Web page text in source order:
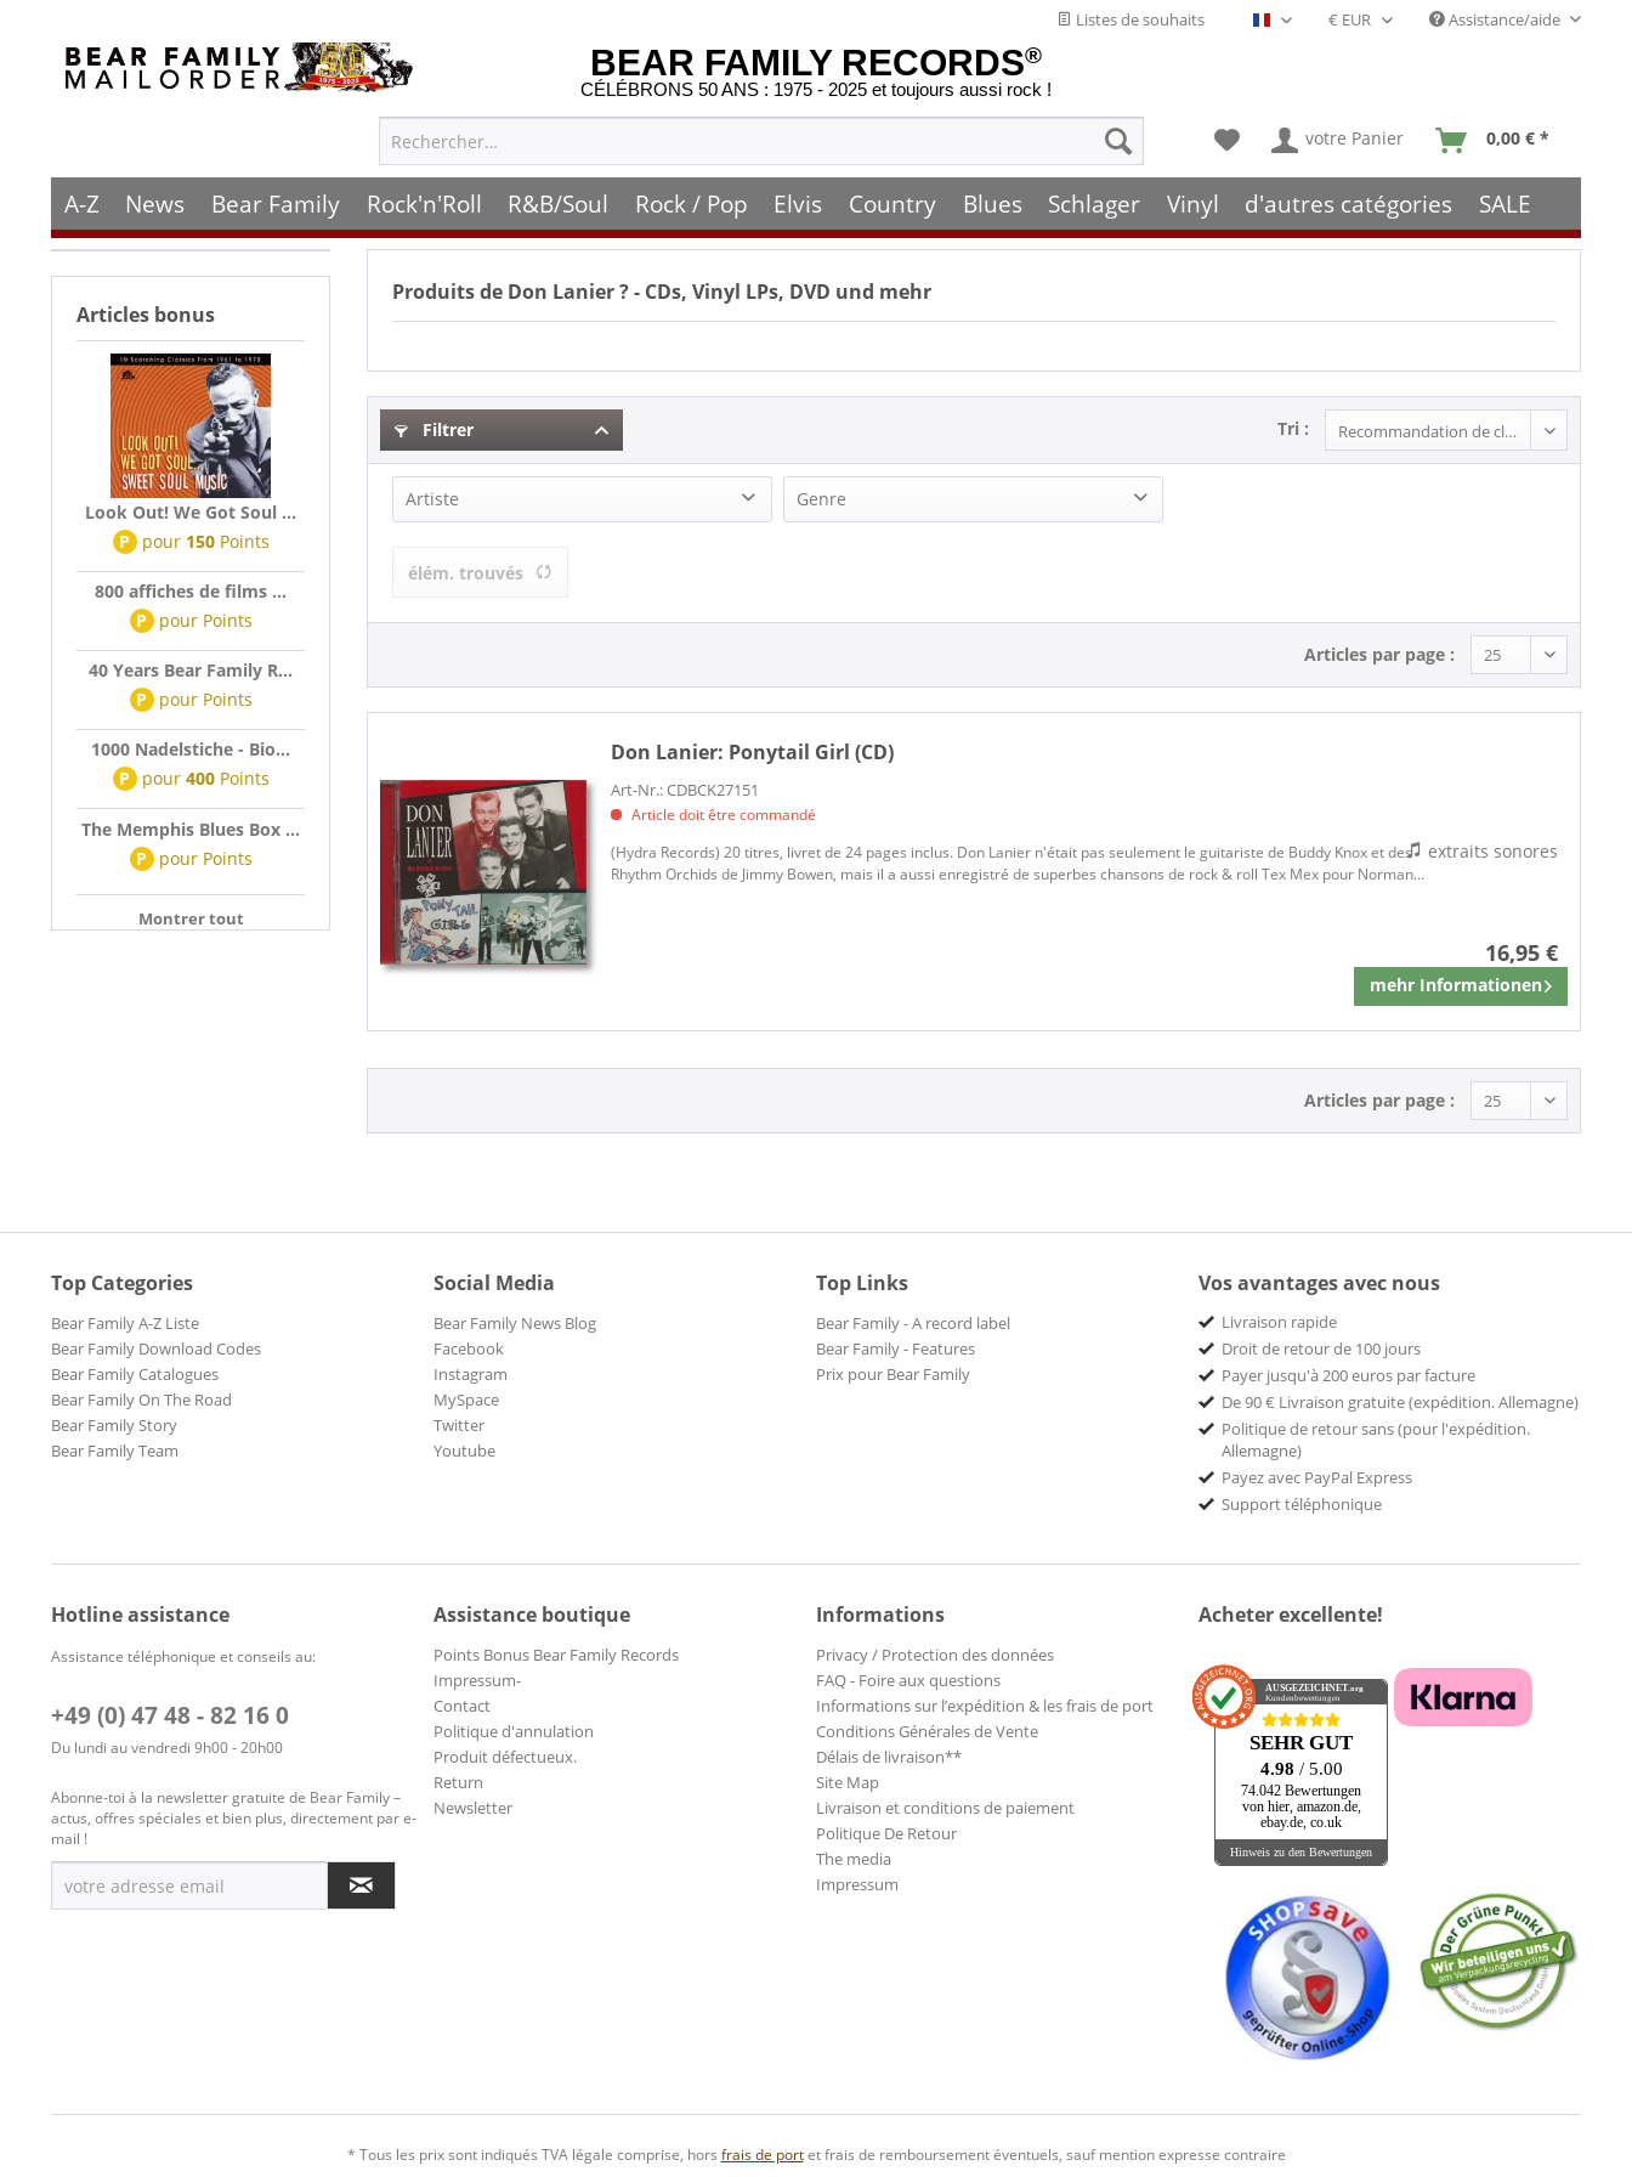
Listes de souhaits Français- FR Assistance/aide
BEAR FAMILY RECORDS®
CÉLÉBRONS 50 ANS : 1975 - 2025 et toujours aussi rock !
votre Panier 0,00 € *
A-Z News Bear Family Rock'n'Roll R&B/Soul Rock / Pop Elvis Country Blues Schlager Vinyl d'autres catégories SALE
Articles bonus
Look Out! We Got Soul ...
P pour 150Points
800 affiches de films ...
P pour Points
40 Years Bear Family R...
P pour Points
1000 Nadelstiche - Bio...
P pour 400Points
The Memphis Blues Box ...
P pour Points
Montrer tout
Produits de Don Lanier? - CDs, Vinyl LPs, DVD und mehr
Filtrer Tri :
Artiste Genre
élém. trouvés
Articles par page :
Don Lanier: Ponytail Girl (CD)
Art-Nr.: CDBCK27151
Article doit être commandé
(Hydra Records) 20 titres, livret de 24 pages inclus. Don Lanier n'était pas seulement le guitariste de Buddy Knox et des
Rhythm Orchids de Jimmy Bowen, mais il a aussi enregistré de superbes chansons de rock & roll Tex Mex pour Norman...
16,95 €
mehr Informationen
Mémoriser
extraits sonores
Articles par page :
Top Categories
Bear Family A-Z Liste
Bear Family Download Codes
Bear Family Catalogues
Bear Family On The Road
Bear Family Story
Bear Family Team
Social Media
Bear Family News Blog
Facebook
Instagram
MySpace
Twitter
Youtube
Top Links
Bear Family - A record label
Bear Family - Features
Prix pour Bear Family
Vos avantages avec nous
Livraison rapide
Droit de retour de 100 jours
Payer jusqu'à 200 euros par facture
De 90 € Livraison gratuite (expédition. Allemagne)
Politique de retour sans (pour l'expédition.
Allemagne)
Payez avec PayPal Express
Support téléphonique
Hotline assistance
Assistance téléphonique et conseils au:
+49 (0) 47 48 - 82 16 0
Du lundi au vendredi 9h00 - 20h00
Abonne-toi à la newsletter gratuite de Bear Family –
actus, offres spéciales et bien plus, directement par e-
mail !
Assistance boutique
Points Bonus Bear Family Records
Impressum-
Contact
Politique d'annulation
Produit défectueux.
Return
Newsletter
Informations
Privacy / Protection des données
FAQ - Foire aux questions
Informations sur l’expédition & les frais de port
Conditions Générales de Vente
Délais de livraison**
Site Map
Livraison et conditions de paiement
Politique De Retour
The media
Impressum
Acheter excellente!
AUSGEZEICHNET .org
Kundenbewertungen
SEHR GUT
4.98 / 5.00
74.042 Bewertungen
von hier, amazon.de,
ebay.de, co.uk
Hinweis zu den Bewertungen
* Tous les prix sont indiqués TVA légale comprise, hors frais de portet frais de remboursement éventuels, sauf mention expresse contraire